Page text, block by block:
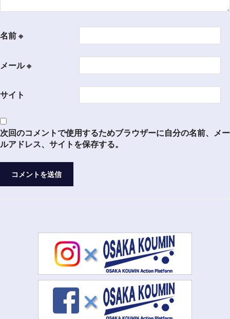
名前※
メール※
サイト
次回のコメントで使用するためブラウザーに自分の名前、メー
ルアドレス、サイトを保存する。